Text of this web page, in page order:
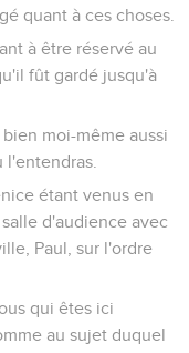
et je parle
qu'il n'ignore rien
en secret.
? Je sais que tu y
bientôt d'être
toi, mais
vous
suis, hormis ces